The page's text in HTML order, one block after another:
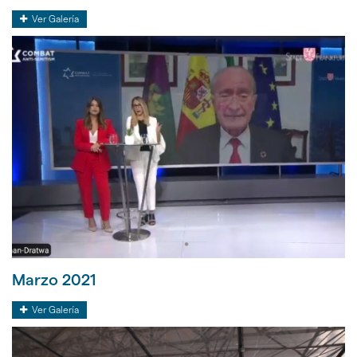
Ver GaleríaAbril
2021
Marzo 2021
Ver GaleríaMarzo
2021